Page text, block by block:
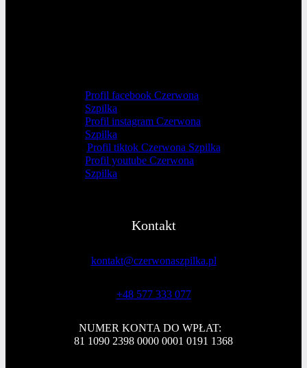
Profil facebook Czerwona
Szpilka
Profil instagram Czerwona
Szpilka
Profil tiktok Czerwona Szpilka
Profil youtube Czerwona
Szpilka
Kontakt
kontakt@czerwonaszpilka.pl
+48 577 333 077
NUMER KONTA DO WPŁAT:
81 1090 2398 0000 0001 0191 1368